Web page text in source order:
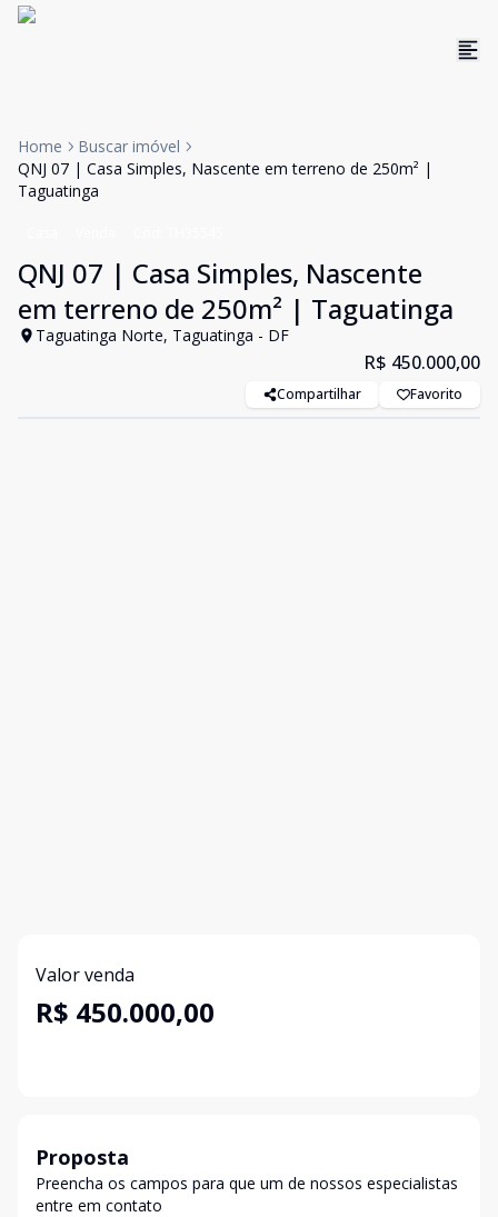
Home
Buscar imóvel
QNJ 07 | Casa Simples, Nascente em terreno de 250m² |
Taguatinga
QNJ 07 | Casa Simples, Nascente
em terreno de 250m² | Taguatinga
Taguatinga Norte, Taguatinga - DF
R$ 450.000,00
Compartilhar Favorito
Valor venda
R$ 450.000,00
Proposta
Preencha os campos para que um de nossos especialistas
entre em contato